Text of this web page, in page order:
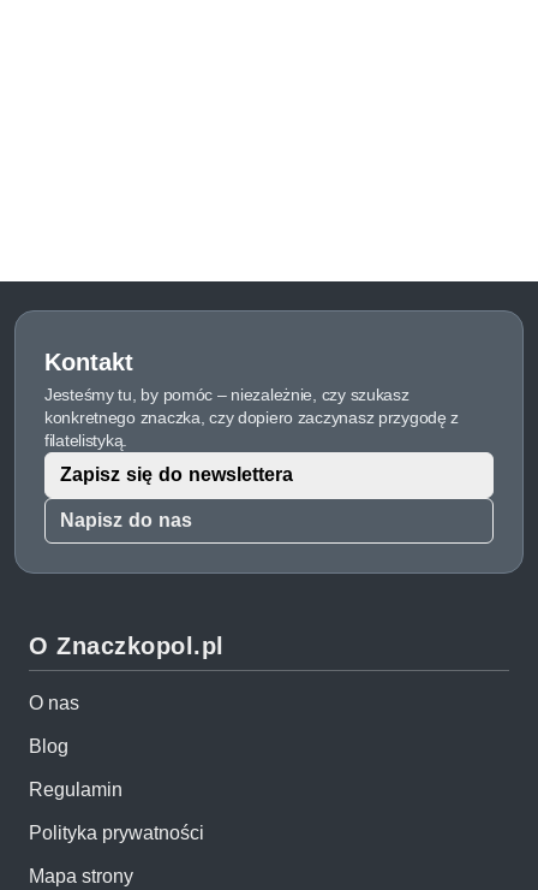
Kontakt
Jesteśmy tu, by pomóc – niezależnie, czy szukasz
konkretnego znaczka, czy dopiero zaczynasz przygodę z
filatelistyką.
Napisz do nas
Zapisz się do newslettera
O Znaczkopol.pl
O nas
Blog
Regulamin
Polityka prywatności
Mapa strony